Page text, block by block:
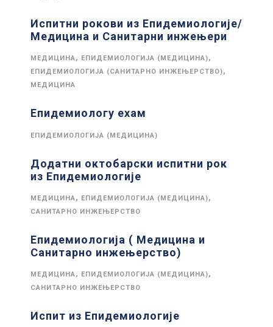
Испитни рокови из Епидемиологије/
Медицина и Санитарни инжењери
МЕДИЦИНА, ЕПИДЕМИОЛОГИЈА (МЕДИЦИНА),
ЕПИДЕМИОЛОГИЈА (САНИТАРНО ИНЖЕЊЕРСТВО),
МЕДИЦИНА
Епидемиологy еxам
ЕПИДЕМИОЛОГИЈА (МЕДИЦИНА)
Додатни октобарски испитни рок
из Епидемиологије
МЕДИЦИНА, ЕПИДЕМИОЛОГИЈА (МЕДИЦИНА),
САНИТАРНО ИНЖЕЊЕРСТВО
Епидемиологија ( Медицина и
Санитарно инжењерство)
МЕДИЦИНА, ЕПИДЕМИОЛОГИЈА (МЕДИЦИНА),
САНИТАРНО ИНЖЕЊЕРСТВО
Испит из Епидемиологије